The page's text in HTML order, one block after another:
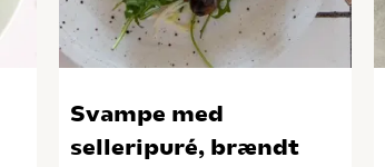
Svampe med
selleripuré, brændt